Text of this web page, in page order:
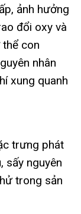
ảnh hưởng
đổi oxy và
con
nhân
xung quanh
trưng phát
sấy nguyên
trong sản